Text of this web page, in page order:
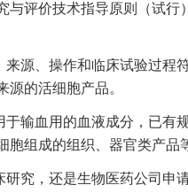
与评价技术指导原则（试行
源、操作和临床试验过程
的活细胞产品。
输血用的血液成分，已有
组成的组织、器官类产品
究，还是生物医药公司申